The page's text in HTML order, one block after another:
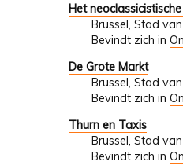
Het
Brussel, Stad
Bevindt zich in
De Grote Markt
Brussel, Stad
Bevindt zich in
Thurn en Taxis
Brussel, Stad
Bevindt zich in